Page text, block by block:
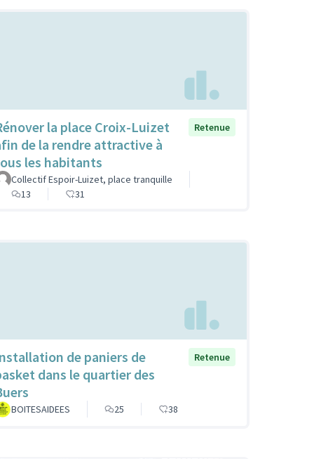
la place Croix-Luizet
de la rendre attractive à
les habitants
Retenue
Collectif Espoir-Luizet, place tranquille
13
31
de paniers de
dans le quartier des
Retenue
BOITESAIDEES 25 38